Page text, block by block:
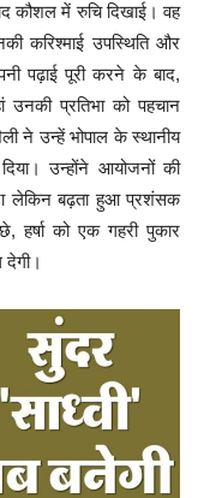
कौशल में रुचि दिखाई। वह
करिश्माई उपस्थिति और
पढ़ाई पूरी करने के बाद,
प्रतिभा को पहचान
ने उन्हें भोपाल के स्थानीय
उन्होंने आयोजनों की
लेकिन बढ़ता हुआ प्रशंसक
को एक गहरी पुकार